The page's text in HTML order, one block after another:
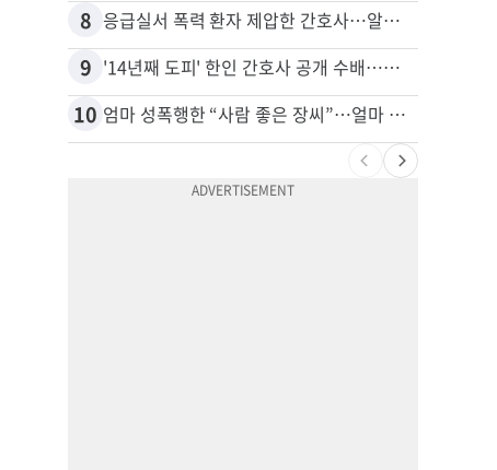
8 응급실서 폭력 환자 제압한 간호사…알고 보니
9 '14년째 도피' 한인 간호사 공개 수배…메디케어 사기 유죄
10 엄마 성폭행한 “사람 좋은 장씨”…얼마 뒤 딸 배도 불러왔다